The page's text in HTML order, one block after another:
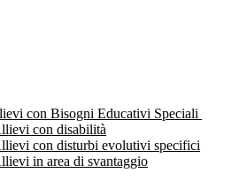
con Bisogni Educativi Speciali
con disabilità
con disturbi evolutivi specifici
in area di svantaggio